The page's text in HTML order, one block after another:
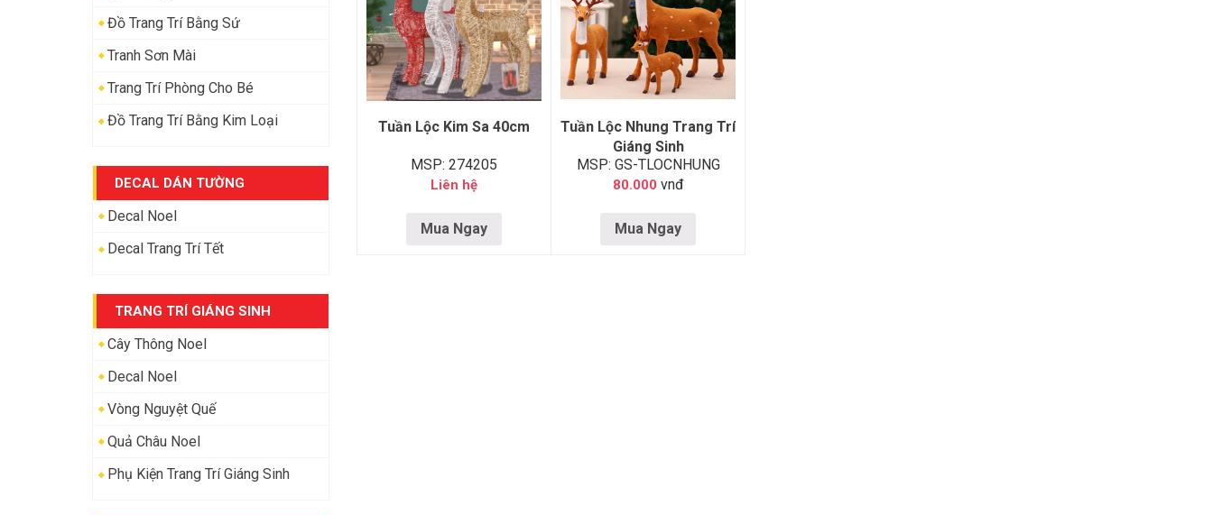
Đồ Trang Trí Bằng Sứ
Tranh Sơn Mài
Trang Trí Phòng Cho Bé
Đồ Trang Trí Bằng Kim Loại
DECAL DÁN TƯỜNG
Decal Noel
Decal Trang Trí Tết
TRANG TRÍ GIÁNG SINH
Cây Thông Noel
Decal Noel
Vòng Nguyệt Quế
Quả Châu Noel
Phụ Kiện Trang Trí Giáng Sinh
Tuần Lộc Kim Sa 40cm
MSP: 274205
Liên hệ
Mua Ngay
Tuần Lộc Nhung Trang Trí
Giáng Sinh
MSP: GS-TLOCNHUNG
80.000 vnđ
Mua Ngay